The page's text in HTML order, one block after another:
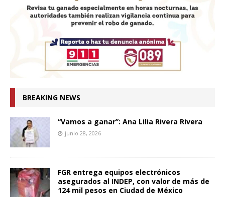
BREAKING NEWS
“Vamos a ganar”: Ana Lilia Rivera Rivera
junio 28, 2026
FGR entrega equipos electrónicos
asegurados al INDEP, con valor de más de
124 mil pesos en Ciudad de México